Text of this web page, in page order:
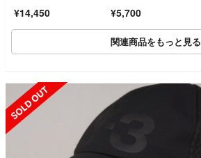
¥14,450 ¥5,700
関連商品をもっと見る